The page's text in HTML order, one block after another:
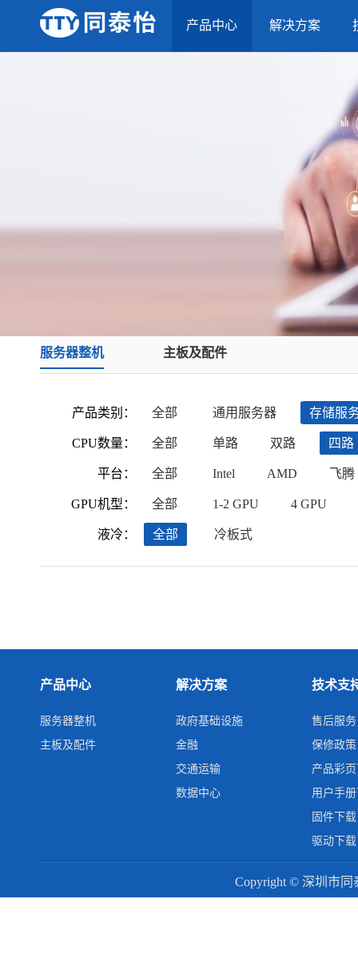
产品中心 解决方案
服务器整机 主板及配件
产品类别：
CPU数量：
平台：
GPU机型：
液冷：
全部 通用服务器 存储服
全部 单路 双路 四路
全部 Intel AMD 飞腾
全部 1-2 GPU 4 GPU
全部 冷板式
产品中心
服务器整机
主板及配件
解决方案
政府基础设施
金融
交通运输
数据中心
技术支
售后服务
保修政策
产品彩
用户手
固件下载
驱动下载
Copyright © 深圳市同